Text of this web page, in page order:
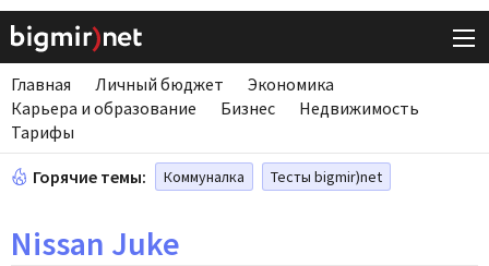
Главная Личный бюджет
Экономика
Карьера и образование
Бизнес
Недвижимость
Тарифы
Горячие темы: Коммуналка Тесты bigmir)net
Nissan Juke